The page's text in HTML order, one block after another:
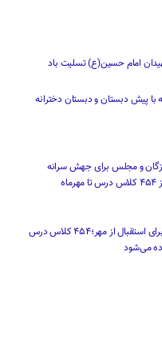
امام حسین(ع) تسلیت باد
با پیش دبستان و دبستان دخترانه
و مجلس برای جهش سرانه
خیز بلند نوسازی مدارس هرمزگان برای استقبال از مهر؛۴۵۴ کلاس درس
می‌شود